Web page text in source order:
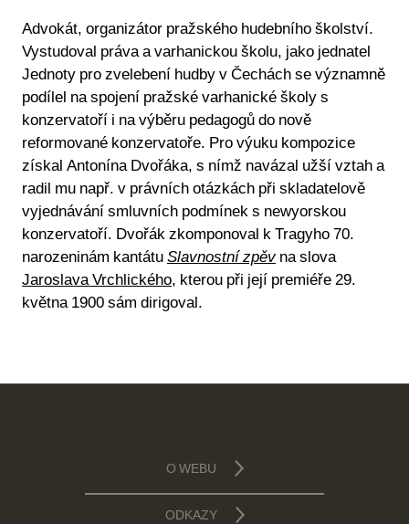
Advokát, organizátor pražského hudebního školství.
Vystudoval práva a varhanickou školu, jako jednatel
Jednoty pro zvelebení hudby v Čechách se významně
podílel na spojení pražské varhanické školy s
konzervatoří i na výběru pedagogů do nově
reformované konzervatoře. Pro výuku kompozice
získal Antonína Dvořáka, s nímž navázal užší vztah a
radil mu např. v právních otázkách při skladatelově
vyjednávání smluvních podmínek s newyorskou
konzervatoří. Dvořák zkomponoval k Tragyho 70.
narozeninám kantátu Slavnostní zpěv na slova
Jaroslava Vrchlického, kterou při její premiéře 29.
května 1900 sám dirigoval.
O WEBU
ODKAZY